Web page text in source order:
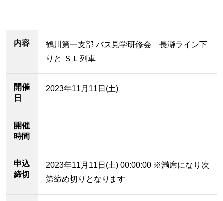
内容
鶴川第一支部 バス見学研修会 長瀞ライン下
りと ＳＬ列車
開催
日
2023年11月11日(土)
開催
時間
申込
締切
2023年11月11日(土) 00:00:00 ※満席になり次
第締め切りとなります